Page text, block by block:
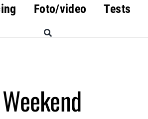
Foto/video Tests